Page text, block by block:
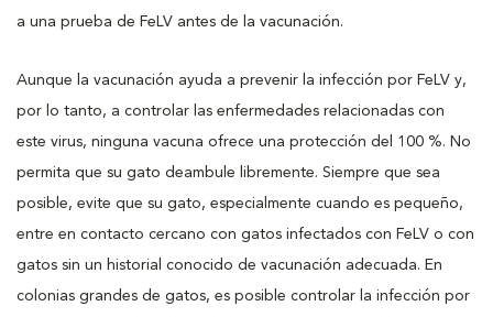
a una prueba de FeLV antes de la vacunación.
Aunque la vacunación ayuda a prevenir la infección por FeLV y,
por lo tanto, a controlar las enfermedades relacionadas con
este virus, ninguna vacuna ofrece una protección del 100 %. No
permita que su gato deambule libremente. Siempre que sea
posible, evite que su gato, especialmente cuando es pequeño,
entre en contacto cercano con gatos infectados con FeLV o con
gatos sin un historial conocido de vacunación adecuada. En
colonias grandes de gatos, es posible controlar la infección por